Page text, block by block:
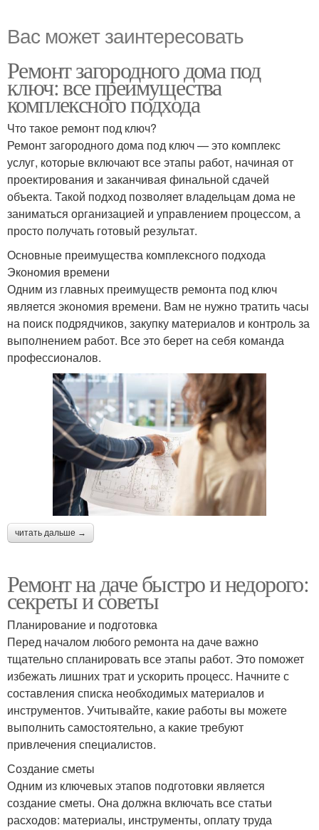
Вас может заинтересовать
Ремонт загородного дома под
ключ: все преимущества
комплексного подхода
Что такое ремонт под ключ?
Ремонт загородного дома под ключ — это комплекс
услуг, которые включают все этапы работ, начиная от
проектирования и заканчивая финальной сдачей
объекта. Такой подход позволяет владельцам дома не
заниматься организацией и управлением процессом, а
просто получать готовый результат.
Основные преимущества комплексного подхода
Экономия времени
Одним из главных преимуществ ремонта под ключ
является экономия времени. Вам не нужно тратить часы
на поиск подрядчиков, закупку материалов и контроль за
выполнением работ. Все это берет на себя команда
профессионалов.
читать дальше →
Ремонт на даче быстро и недорого:
секреты и советы
Планирование и подготовка
Перед началом любого ремонта на даче важно
тщательно спланировать все этапы работ. Это поможет
избежать лишних трат и ускорить процесс. Начните с
составления списка необходимых материалов и
инструментов. Учитывайте, какие работы вы можете
выполнить самостоятельно, а какие требуют
привлечения специалистов.
Создание сметы
Одним из ключевых этапов подготовки является
создание сметы. Она должна включать все статьи
расходов: материалы, инструменты, оплату труда